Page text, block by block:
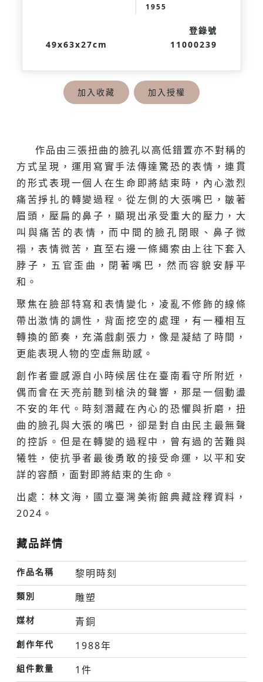
1955
49x63x27cm
登錄號
11000239
加入收藏 加入授權
作品由三張扭曲的臉孔以高低錯置亦不對稱的
方式呈現，運用寫實手法傳達驚恐的表情，連貫
的形式表現一個人在生命即將結束時，內心激烈
痛苦掙扎的轉變過程。從左側的大張嘴巴，皺著
眉頭，壓扁的鼻子，顯現出承受重大的壓力，大
叫與痛苦的表情，而中間的臉孔閉眼、鼻子微
禢，表情微苦，直至右邊一條繩索由上往下套入
脖子，五官歪曲，閉著嘴巴，然而容貌安靜平
和。
聚焦在臉部特寫和表情變化，凌亂不修飾的線條
帶出激情的調性，背面挖空的處理，有一種相互
轉換的節奏，充滿戲劇張力，像是凝結了時間，
更能表現人物的空虛無助感。
創作者靈感源自小時候居住在臺南看守所附近，
偶而會在天亮前聽到槍決的聲響，那是一個動盪
不安的年代。時刻潛藏在內心的恐懼與折磨，扭
曲的臉孔與大張的嘴巴，卻是對自由民主最無聲
的控訴。但是在轉變的過程中，曾有過的苦難與
犧牲，使抗爭者最後勇敢的接受命運，以平和安
詳的容顏，面對即將結束的生命。
出處：林文海，國立臺灣美術館典藏詮釋資料，
2024。
藏品詳情
作品名稱 黎明時刻
類別 雕塑
媒材 青銅
創作年代 1988年
組件數量 1件